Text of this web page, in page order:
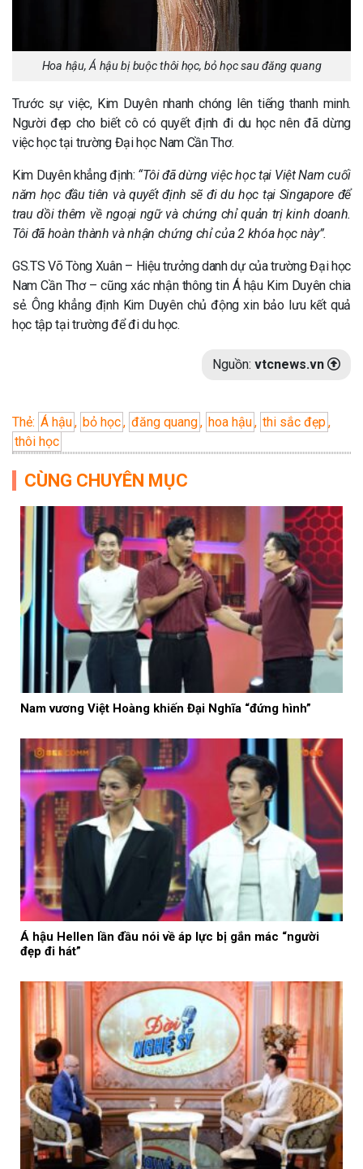
Hoa hậu, Á hậu bị buộc thôi học, bỏ học sau đăng quang
Trước sự việc, Kim Duyên nhanh chóng lên tiếng thanh minh.
Người đẹp cho biết cô có quyết định đi du học nên đã dừng
việc học tại trường Đại học Nam Cần Thơ.
Kim Duyên khẳng định: “Tôi đã dừng việc học tại Việt Nam cuối
năm học đầu tiên và quyết định sẽ đi du học tại Singapore để
trau dồi thêm về ngoại ngữ và chứng chỉ quản trị kinh doanh.
Tôi đã hoàn thành và nhận chứng chỉ của 2 khóa học này”.
GS.TS Võ Tòng Xuân – Hiệu trưởng danh dự của trường Đại học
Nam Cần Thơ – cũng xác nhận thông tin Á hậu Kim Duyên chia
sẻ. Ông khẳng định Kim Duyên chủ động xin bảo lưu kết quả
học tập tại trường để đi du học.
Nguồn: vtcnews.vn
Thẻ: Á hậu, bỏ học, đăng quang, hoa hậu, thi sắc đẹp,
thôi học
CÙNG CHUYÊN MỤC
Nam vương Việt Hoàng khiến Đại Nghĩa “đứng hình”
Á hậu Hellen lần đầu nói về áp lực bị gắn mác “người
đẹp đi hát”